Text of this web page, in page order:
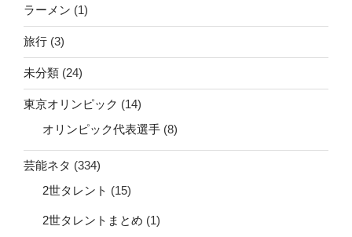
ラーメン (1)
旅行 (3)
未分類 (24)
東京オリンピック (14)
オリンピック代表選手 (8)
芸能ネタ (334)
2世タレント (15)
2世タレントまとめ (1)